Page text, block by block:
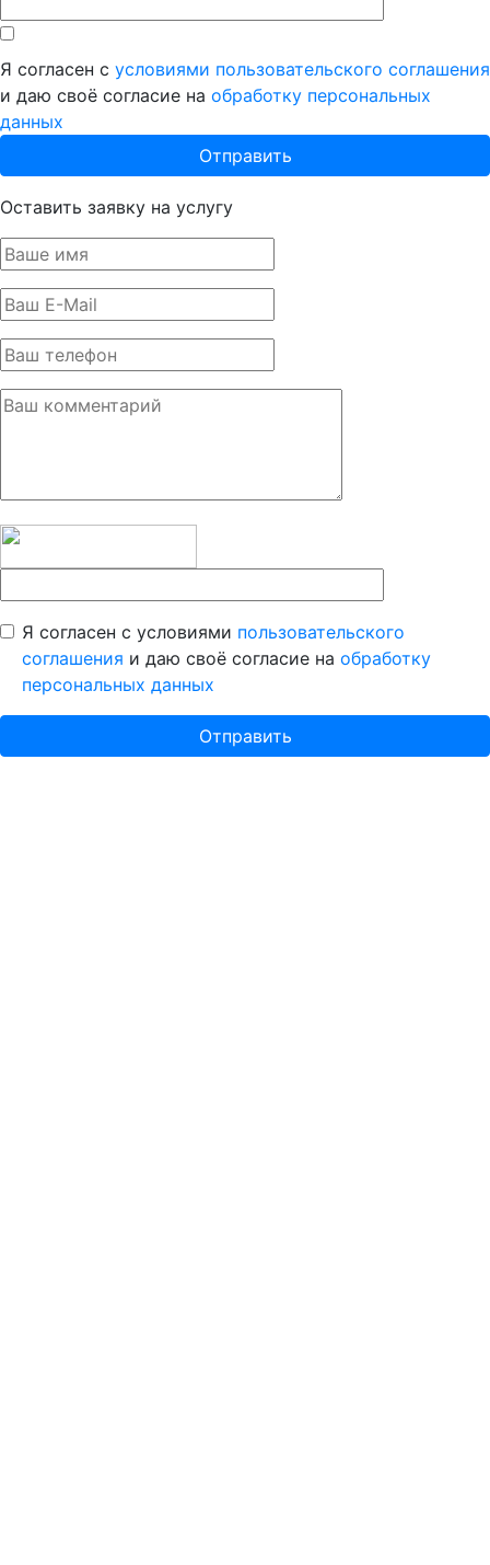
Я согласен с условиями пользовательского соглашения
и даю своё согласие на обработку персональных
данных
Оставить заявку на услугу
Я согласен с условиями пользовательского
соглашения и даю своё согласие на обработку
персональных данных